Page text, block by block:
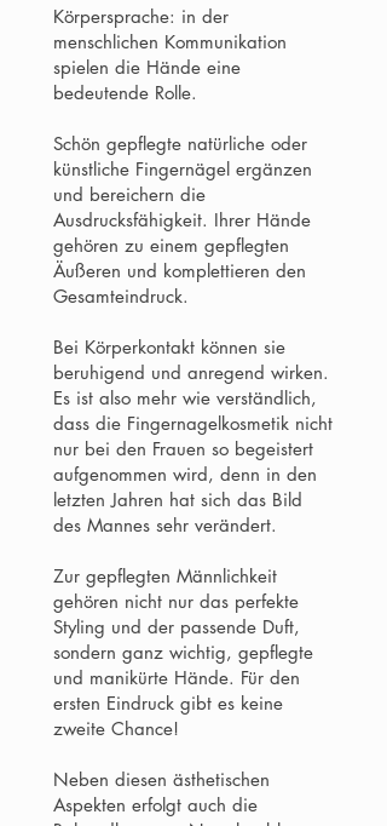
Körpersprache: in der
menschlichen Kommunikation
spielen die Hände eine
bedeutende Rolle.
Schön gepflegte natürliche oder
künstliche Fingernägel ergänzen
und bereichern die
Ausdrucksfähigkeit. Ihrer Hände
gehören zu einem gepflegten
Äußeren und komplettieren den
Gesamteindruck.
Bei Körperkontakt können sie
beruhigend und anregend wirken.
Es ist also mehr wie verständlich,
dass die Fingernagelkosmetik nicht
nur bei den Frauen so begeistert
aufgenommen wird, denn in den
letzten Jahren hat sich das Bild
des Mannes sehr verändert.
Zur gepflegten Männlichkeit
gehören nicht nur das perfekte
Styling und der passende Duft,
sondern ganz wichtig, gepflegte
und manikürte Hände. Für den
ersten Eindruck gibt es keine
zweite Chance!
Neben diesen ästhetischen
Aspekten erfolgt auch die